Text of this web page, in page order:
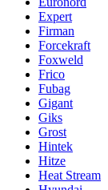
Expert
Firman
Forcekraft
Foxweld
Frico
Fubag
Gigant
Giks
Grost
Hintek
Hitze
Heat Stream